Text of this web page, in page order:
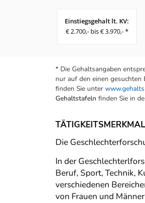
Einstiegsgehalt lt. KV:
€ 2.700,- bis € 3.970,- *
* Die Gehaltsangaben
nur auf den einen
finden Sie unter
Gehaltstafeln finden Sie in
Die
In der
Beruf, Sport, Technik,
verschiedenen
von Frauen und